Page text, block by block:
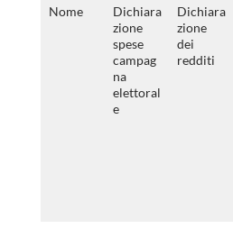
Nome
Dichiara
zione
spese
campag
na
elettoral
e
Dichiara
zione
dei
redditi